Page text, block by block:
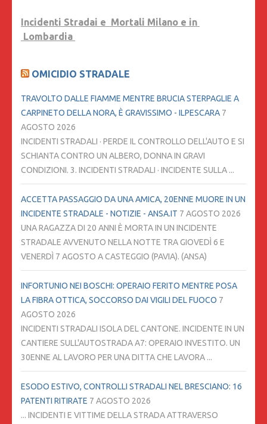
Incidenti Stradai e Mortali Milano e in
Lombardia
OMICIDIO STRADALE
TRAVOLTO DALLE FIAMME MENTRE BRUCIA STERPAGLIE A
CARPINETO DELLA NORA, È GRAVISSIMO - ILPESCARA 7
AGOSTO 2026
INCIDENTI STRADALI · PERDE IL CONTROLLO DELL'AUTO E SI
SCHIANTA CONTRO UN ALBERO, DONNA IN GRAVI
CONDIZIONI. 3. INCIDENTI STRADALI · INCIDENTE SULLA ...
ACCETTA PASSAGGIO DA UNA AMICA, 20ENNE MUORE IN UN
INCIDENTE STRADALE - NOTIZIE - ANSA.IT 7 AGOSTO 2026
UNA RAGAZZA DI 20 ANNI È MORTA IN UN INCIDENTE
STRADALE AVVENUTO NELLA NOTTE TRA GIOVEDÌ 6 E
VENERDÌ 7 AGOSTO A CASTEGGIO (PAVIA). (ANSA)
INFORTUNIO NEI BOSCHI: OPERAIO FERITO MENTRE POSA
LA FIBRA OTTICA, SOCCORSO DAI VIGILI DEL FUOCO 7
AGOSTO 2026
INCIDENTI STRADALI ISOLA DEL CANTONE. INCIDENTE IN UN
CANTIERE SULL'AUTOSTRADA A7: OPERAIO INVESTITO. UN
30ENNE AL LAVORO PER UNA DITTA CHE LAVORA ...
ESODO ESTIVO, CONTROLLI STRADALI NEL BRESCIANO: 16
PATENTI RITIRATE 7 AGOSTO 2026
... INCIDENTI E VITTIME DELLA STRADA ATTRAVERSO